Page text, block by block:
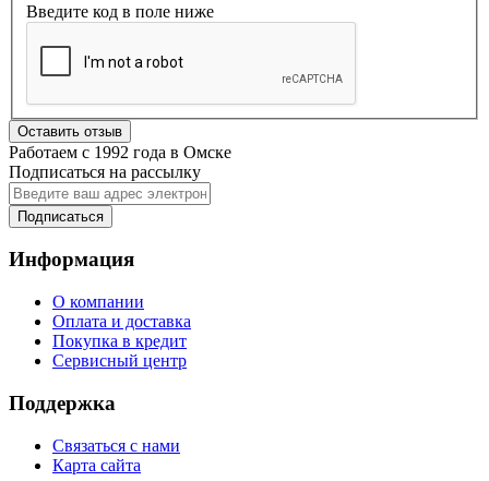
Введите код в поле ниже
Оставить отзыв
Работаем с 1992 года в Омске
Подписаться на рассылку
Подписаться
Информация
О компании
Оплата и доставка
Покупка в кредит
Сервисный центр
Поддержка
Связаться с нами
Карта сайта